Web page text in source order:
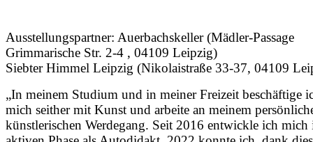
Ausstellungspartner: Auerbachskeller (Mädler-Passage
Grimmarische Str. 2-4 , 04109 Leipzig)
Siebter Himmel Leipzig (Nikolaistraße 33-37, 04109
„In meinem Studium und in meiner Freizeit beschäftige
mich seither mit Kunst und arbeite an meinem
künstlerischen Werdegang. Seit 2016 entwickle ich mich